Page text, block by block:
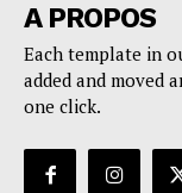
A PROPOS
Each template in
added and moved
one click.